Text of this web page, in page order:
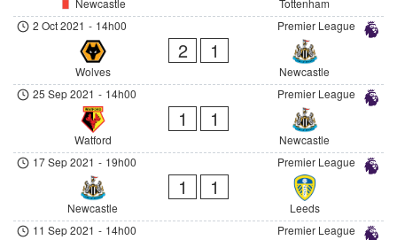
Premier League
2 Oct 2021 - 14h00
Wolves
2 1
Newcastle
Premier League
25 Sep 2021 - 14h00
Watford
1 1
Newcastle
Premier League
17 Sep 2021 - 19h00
Newcastle
1 1
Leeds
Premier League
11 Sep 2021 - 14h00